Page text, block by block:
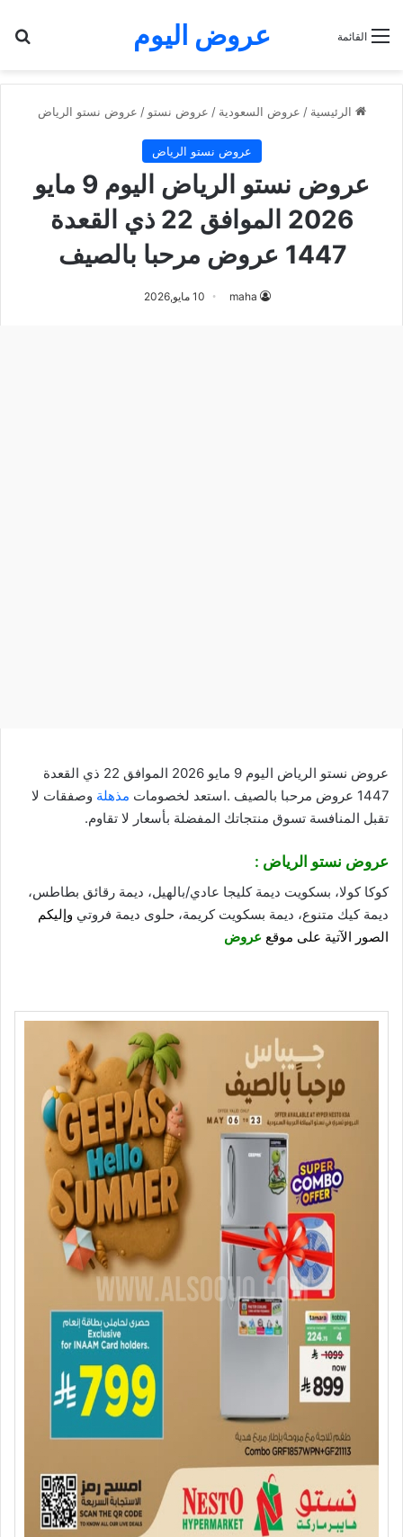
عروض اليوم القائمة
الرئيسية / عروض السعودية / عروض نستو / عروض نستو الرياض
عروض نستو الرياض
عروض نستو الرياض اليوم 9 مايو
2026 الموافق 22 ذي القعدة
1447 عروض مرحبا بالصيف
maha 10 مايو,2026
عروض نستو الرياض اليوم 9 مايو 2026 الموافق 22 ذي القعدة
1447 عروض مرحبا بالصيف .استعد لخصومات
مذهلة وصفقات لا
تقبل المنافسة تسوق منتجاتك المفضلة بأسعار لا تقاوم.
عروض نستو الرياض :
كوكا كولا، بسكويت ديمة كليجا عادي/بالهيل، ديمة رقائق بطاطس،
ديمة كيك متنوع، ديمة بسكويت كريمة، حلوى ديمة فروتي وإليكم
الصور الآتية على موقع عروض